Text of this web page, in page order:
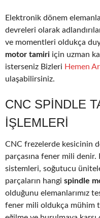
Elektronik dönem
devreleri olarak
ve momentleri oldukça
motor tamiri için uzman
isterseniz Bizleri Hemen
ulaşabilirsiniz.
CNC SPINDLE
IŞLEMLERI
CNC frezelerde kesicinin
parçasına fener mili denir.
sistemleri, soğutucu
parçaların hangi spindle
olduğunu elemanlarımız
fener mili oldukça mühim